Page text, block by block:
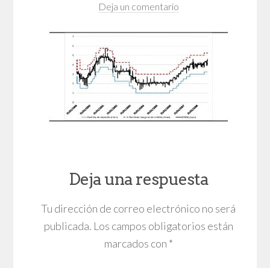
Deja un comentario
Deja una respuesta
Tu dirección de correo electrónico no será
publicada. Los campos obligatorios están
marcados con *